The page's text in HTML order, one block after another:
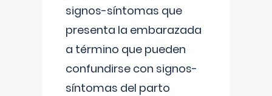
signos-síntomas que
presenta la embarazada
a término que pueden
confundirse con signos-
síntomas del parto